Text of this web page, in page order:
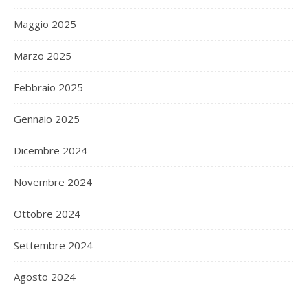
Maggio 2025
Marzo 2025
Febbraio 2025
Gennaio 2025
Dicembre 2024
Novembre 2024
Ottobre 2024
Settembre 2024
Agosto 2024